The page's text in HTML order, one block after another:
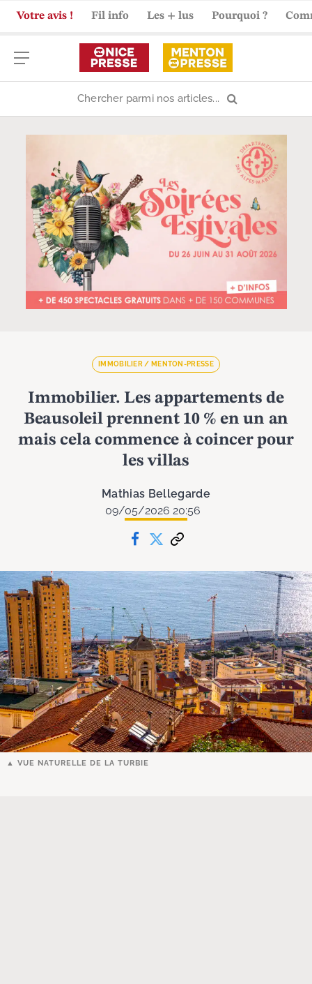
Votre avis ! Fil info Les + lus Pourquoi ?
IMMOBILIER / MENTON-PRESSE
Immobilier. Les appartements de
Beausoleil prennent 10 % en un an
mais cela commence à coincer pour
les villas
Mathias Bellegarde
09/05/2026 20:56
VUE NATURELLE DE LA TURBIE